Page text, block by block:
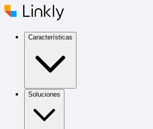
Características
Soluciones